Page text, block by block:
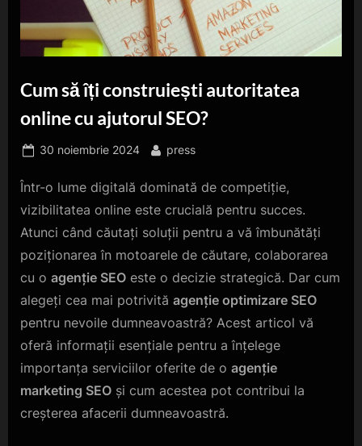
Cum să îți construiești autoritatea
online cu ajutorul SEO?
Posted
30 noiembrie 2024 By
press
Într-o lume digitală dominată de competiție,
vizibilitatea online este crucială pentru succes.
Atunci când căutați soluții pentru a vă îmbunătăți
poziționarea în motoarele de căutare, colaborarea
cu o agenție SEO este o decizie strategică. Dar cum
alegeți cea mai potrivită agenție optimizare SEO
pentru nevoile dumneavoastră? Acest articol vă
oferă informații esențiale pentru a înțelege
importanța serviciilor oferite de o agenție
marketing SEO și cum acestea pot contribui la
creșterea afacerii dumneavoastră.